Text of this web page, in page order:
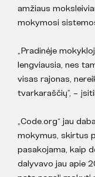
amžiaus
mokymosi
„Pradinėje
lengviausia, nes
visas rajonas,
tvarkaraščių”, –
„Code.org“ jau
mokymus, skirtus
pasakojama, kaip
dalyvavo jau apie